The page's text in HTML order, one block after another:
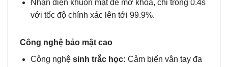
Nhận diện khuôn mặt để mở khóa, chỉ trong 0.4s
với tốc độ chính xác lên tới 99.9%.
Công nghệ bảo mật cao
Công nghệ sinh trắc học: Cảm biến vân tay đa